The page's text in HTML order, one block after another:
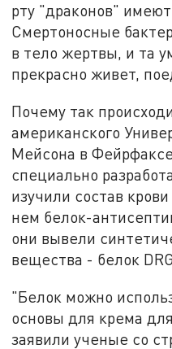
рту "драконов"
Смертоносные
в тело жертвы, и та
прекрасно живет,
Почему так
американского
Мейсона в
специально
изучили состав
нем белок-
они вывели
вещества - белок
"Белок можно
основы для крема
заявили ученые со